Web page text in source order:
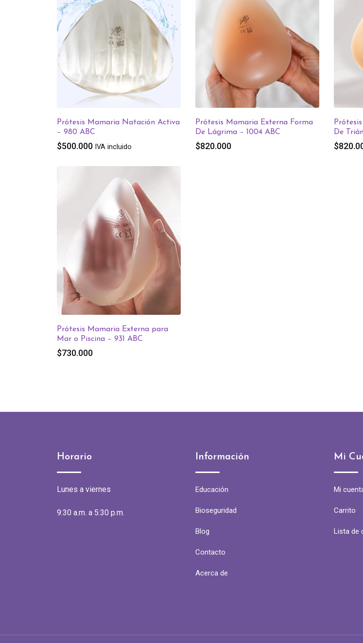
Prótesis Mamaria Natación Activa
– 980 ABC
$500.000 IVA incluido
Prótesis Mamaria Externa Forma
De Lágrima – 1004 ABC
$820.000
De
$
Prótesis Mamaria Externa para
Mar o Piscina – 931 ABC
$730.000
Horario
Lunes a viernes
9:30 a.m. a 5:30 p.m.
Información
Educación
Bioseguridad
Blog
Contacto
Acerca de
Mi
Mi
Carrito
Lista de